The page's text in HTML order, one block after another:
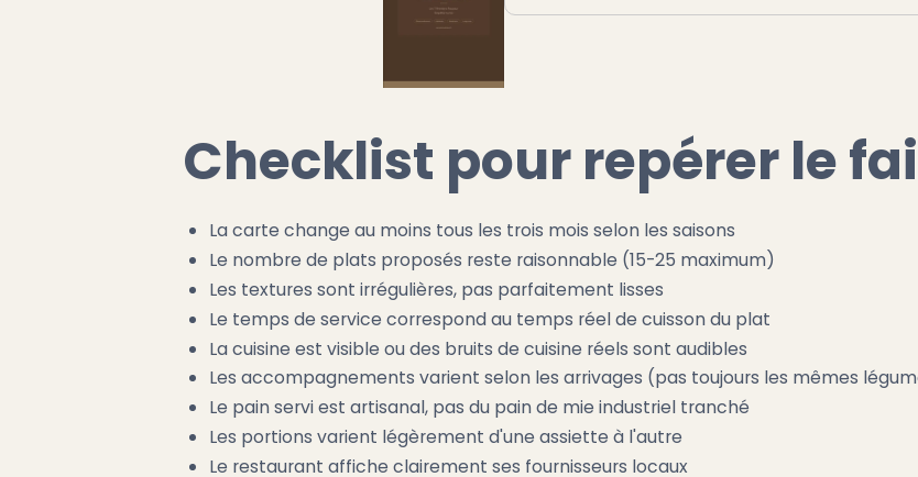
Checklist pour repérer le
La carte change au moins tous les trois mois selon les saisons
Le nombre de plats proposés reste raisonnable (15-25 maximum)
Les textures sont irrégulières, pas parfaitement lisses
Le temps de service correspond au temps réel de cuisson du plat
La cuisine est visible ou des bruits de cuisine réels sont audibles
Les accompagnements varient selon les arrivages (pas toujours les mêmes
Le pain servi est artisanal, pas du pain de mie industriel tranché
Les portions varient légèrement d'une assiette à l'autre
Le restaurant affiche clairement ses fournisseurs locaux